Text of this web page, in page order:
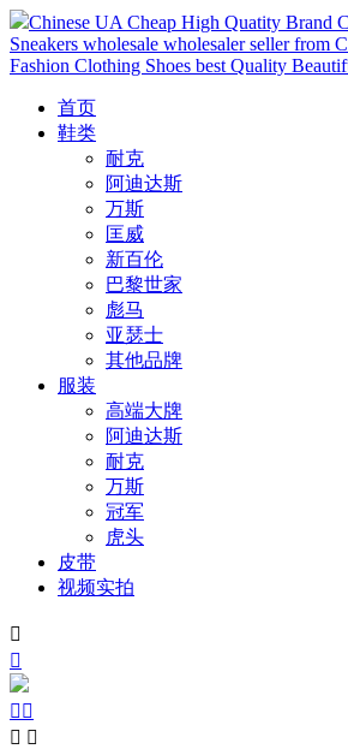
Chinese UA Cheap High Quatity Brand
Sneakers wholesale wholesaler seller from
Fashion Clothing Shoes best Quality
首页
鞋类
耐克
阿迪达斯
万斯
匡威
新百伦
巴黎世家
彪马
亚瑟士
其他品牌
服装
高端大牌
阿迪达斯
耐克
万斯
冠军
虎头
皮带
视频实拍


 
 